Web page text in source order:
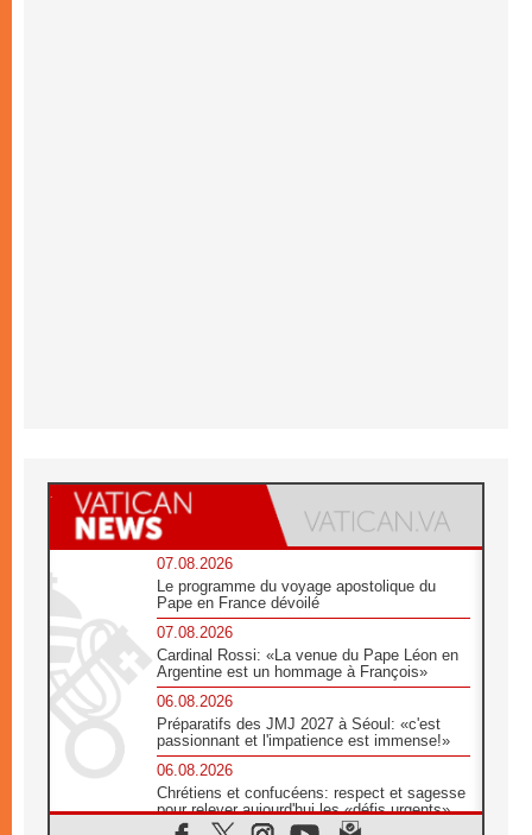
07.08.2026
Le programme du voyage apostolique du
Pape en France dévoilé
07.08.2026
Cardinal Rossi: «La venue du Pape Léon en
Argentine est un hommage à François»
06.08.2026
Préparatifs des JMJ 2027 à Séoul: «c'est
passionnant et l'impatience est immense!»
06.08.2026
Chrétiens et confucéens: respect et sagesse
pour relever aujourd'hui les «défis urgents»